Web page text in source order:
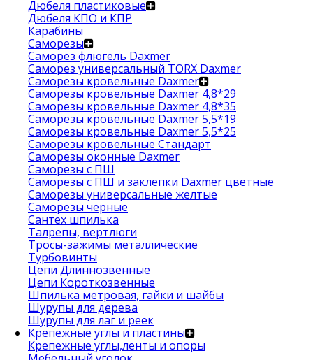
Дюбеля пластиковые
Дюбеля КПО и КПР
Карабины
Саморезы
Саморез флюгель Daxmer
Саморез универсальный TORX Daxmer
Саморезы кровельные Daxmer
Саморезы кровельные Daxmer 4,8*29
Саморезы кровельные Daxmer 4,8*35
Саморезы кровельные Daxmer 5,5*19
Саморезы кровельные Daxmer 5,5*25
Саморезы кровельные Стандарт
Саморезы оконные Daxmer
Саморезы с ПШ
Саморезы с ПШ и заклепки Daxmer цветные
Саморезы универсальные желтые
Саморезы черные
Сантех шпилька
Талрепы, вертлюги
Тросы-зажимы металлические
Турбовинты
Цепи Длиннозвенные
Цепи Короткозвенные
Шпилька метровая, гайки и шайбы
Шурупы для дерева
Шурупы для лаг и реек
Крепежные углы и пластины
Крепежные углы,ленты и опоры